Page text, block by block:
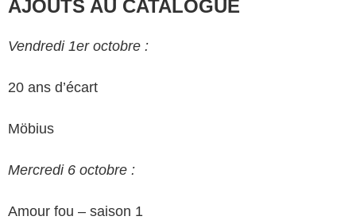
AJOUTS AU CATALOGUE
Vendredi 1er octobre :
20 ans d’écart
Möbius
Mercredi 6 octobre :
Amour fou – saison 1